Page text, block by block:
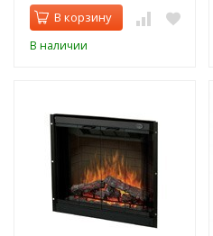
В корзину
В наличии